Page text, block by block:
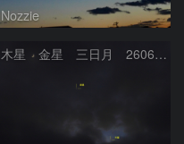
Nozzie
木星 金星 三日月 260618